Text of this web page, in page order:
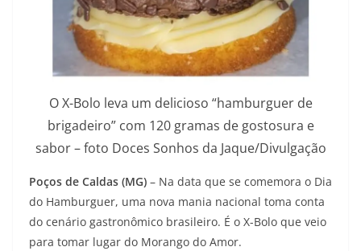
O X-Bolo leva um delicioso “hamburguer de
brigadeiro” com 120 gramas de gostosura e
sabor – foto Doces Sonhos da Jaque/Divulgação
Poços de Caldas (MG) – Na data que se comemora o Dia
do Hamburguer, uma nova mania nacional toma conta
do cenário gastronômico brasileiro. É o X-Bolo que veio
para tomar lugar do Morango do Amor.